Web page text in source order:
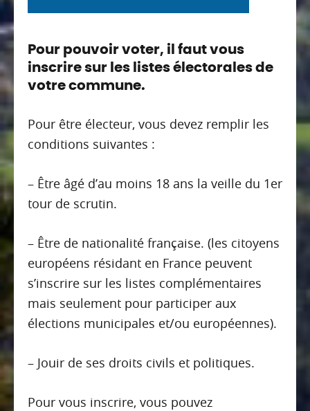
Pour pouvoir voter, il faut vous
inscrire sur les listes électorales de
votre commune.
Pour être électeur, vous devez remplir les
conditions suivantes :
– Être âgé d’au moins 18 ans la veille du 1er
tour de scrutin.
– Être de nationalité française. (les citoyens
européens résidant en France peuvent
s’inscrire sur les listes complémentaires
mais seulement pour participer aux
élections municipales et/ou européennes).
– Jouir de ses droits civils et politiques.
Pour vous inscrire, vous pouvez